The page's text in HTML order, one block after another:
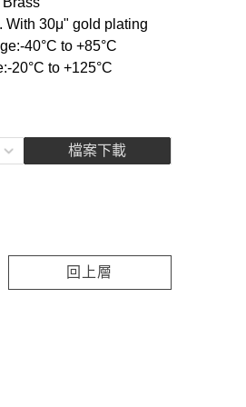
With 30μ" gold plating
40°C to +85°C
20°C to +125°C
檔案下載
回上層